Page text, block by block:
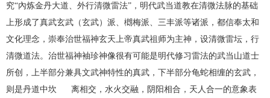
究“內炼金丹大道、外行清微雷法”，明代武当道教在清微法脉的基础
上形成了真武玄武（玄武）派、樃梅派、三丰派等诸派，都信奉太和
文化理念，崇奉治世福神玄天上帝真武祖师为主神，设清微雷坛，行
清微道法。治世福神袖珍神像很有可能是明代修习雷法的武当山道士
所创，上半部分兼具文武神特性的真武，下半部分龟蛇相缠的玄武，
则是丹道中坎 离相交，水火交融，阴阳相合，天人合一的意象表